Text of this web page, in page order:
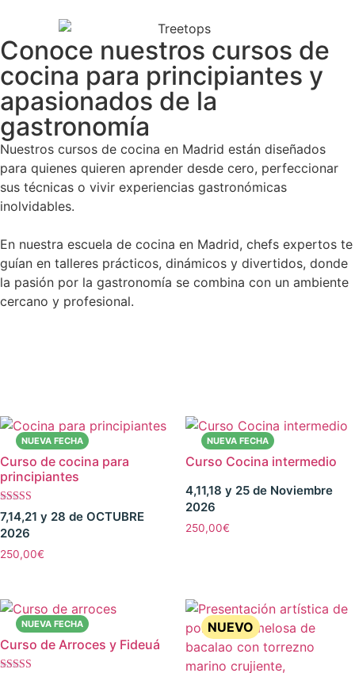
Conoce nuestros cursos de
cocina para principiantes y
apasionados de la
gastronomía
Nuestros cursos de cocina en Madrid están diseñados
para quienes quieren aprender desde cero, perfeccionar
sus técnicas o vivir experiencias gastronómicas
inolvidables.
En nuestra escuela de cocina en Madrid, chefs expertos te
guían en talleres prácticos, dinámicos y divertidos, donde
la pasión por la gastronomía se combina con un ambiente
cercano y profesional.
Curso de cocina para
principiantes
Valorado con
5.00
de 5
7,14,21 y 28 de OCTUBRE
2026
250,00€
Curso Cocina intermedio
4,11,18 y 25 de Noviembre
2026
250,00€
Curso de Arroces y Fideuá